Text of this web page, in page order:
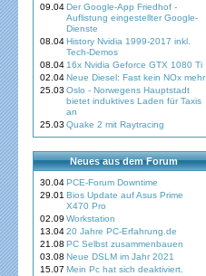
09.04Der Google-App Friedhof -
Auflistung eingestellter Google-
Dienste
08.04History Nvidia 1999-2017 inkl.
Tech-Demos
08.04 16x Nvidia Geforce GTX 1080 Ti
02.04Neue Diesel: Fast kein NOx mehr
25.03 Oslo - Norwegens Hauptstadt
bietet induktives Laden für Taxis
an
25.03 Quake 2 mit Raytracing
Neues aus dem Forum
30.04PCE-Forum Downtime
29.01 Bios Update auf Asus Prime
X470 Pro
02.09 Workstation
13.0420 Jahre PC-Erfahrung.de
21.08 PC Selbst zusammenbauen
03.08 Neue DSLM im Jahr 2021
15.07 Mein Pc hat sich deaktiviert.